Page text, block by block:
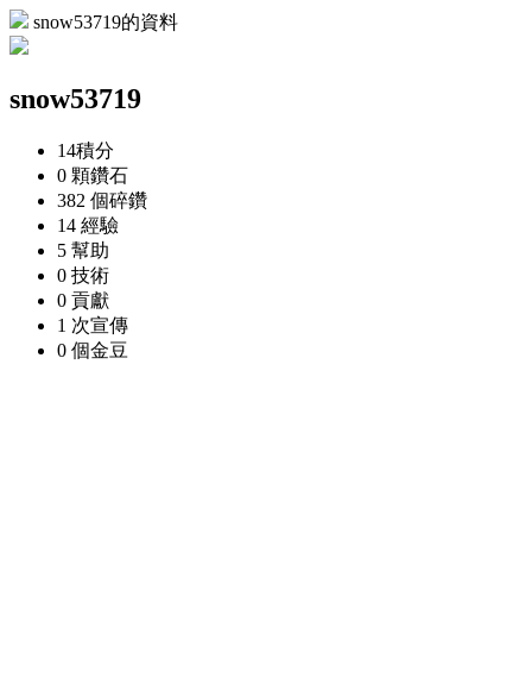
snow53719的資料
snow53719
14積分
0 顆鑽石
382 個碎鑽
14 經驗
5 幫助
0 技術
0 貢獻
1 次宣傳
0 個金豆